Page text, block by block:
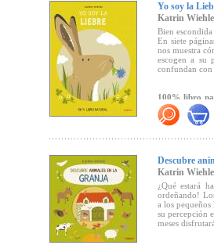
recursos del
serie, y de
publica, es la
partir de
con otros
Yo soy la
Katrin Wiehle
Bien
En siete
nos muestra
escogen a su
confundan con
100% libro
ecológicas
edita esta
reciclado,
en la
(Canal Lector).
Descubre
Katrin Wiehle
¿Qué estará
ordeñando!
a los
su percepción
meses